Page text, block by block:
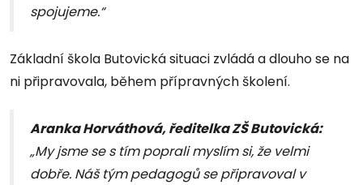
spojujeme.“
Základní škola Butovická situaci zvládá a dlouho se na
ni připravovala, během přípravných školení.
Aranka Horváthová, ředitelka ZŠ Butovická:
„My jsme se s tím poprali myslím si, že velmi
dobře. Náš tým pedagogů se připravoval v